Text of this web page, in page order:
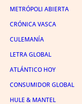
METRÓPOLI ABIERTA
CRÓNICA VASCA
CULEMANÍA
LETRA GLOBAL
ATLÁNTICO HOY
CONSUMIDOR GLOBAL
HULE & MANTEL